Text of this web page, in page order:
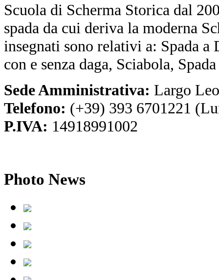
Scuola di Scherma Storica dal
spada da cui deriva la moderna
insegnati sono relativi a: Spada a
con e senza daga, Sciabola,
Sede Amministrativa: Largo
Telefono: (+39) 393 6701221
P.IVA: 14918991002
Photo News